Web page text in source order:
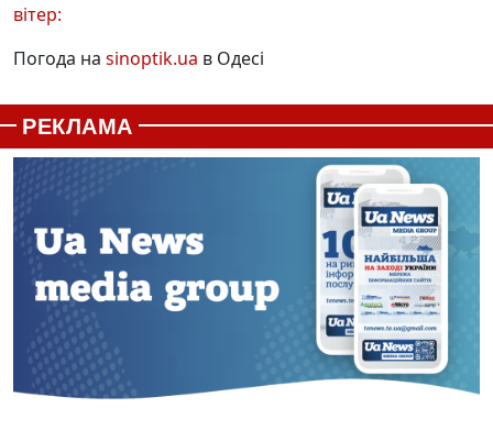
вітер:
Погода на sinoptik.ua в Одесі
РЕКЛАМА